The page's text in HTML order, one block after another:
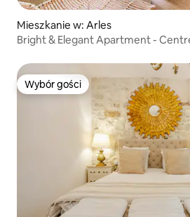
Mieszkanie w: Arles
Bright & Elegant Apartment -
Wybór gości
Wybór gości